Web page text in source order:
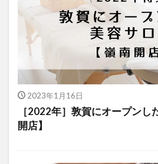
2023年1月16日
［2022年］敦賀にオープンし
開店】